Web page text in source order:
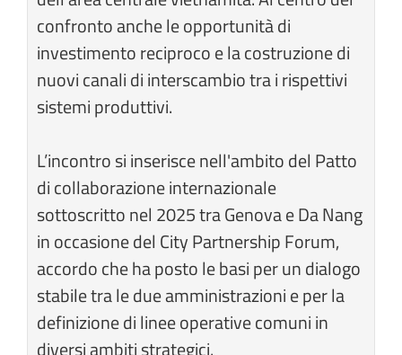
confronto anche le opportunità di
investimento reciproco e la costruzione di
nuovi canali di interscambio tra i rispettivi
sistemi produttivi.
L’incontro si inserisce nell'ambito del Patto
di collaborazione internazionale
sottoscritto nel 2025 tra Genova e Da Nang
in occasione del City Partnership Forum,
accordo che ha posto le basi per un dialogo
stabile tra le due amministrazioni e per la
definizione di linee operative comuni in
diversi ambiti strategici.